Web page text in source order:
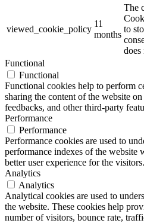
viewed_cookie_policy
11
months
The
to
does
Functional
Functional
Functional cookies help to perform
sharing the content of the website
feedbacks, and other third-party
Performance
Performance
Performance cookies are used to
performance indexes of the website
better user experience for the visitors.
Analytics
Analytics
Analytical cookies are used to
the website. These cookies help
number of visitors, bounce rate,